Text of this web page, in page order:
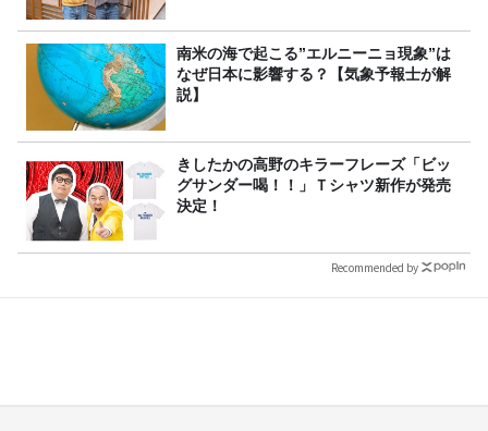
南米の海で起こる”エルニーニョ現象”は
なぜ日本に影響する？【気象予報士が解
説】
きしたかの高野のキラーフレーズ「ビッ
グサンダー喝！！」Ｔシャツ新作が発売
決定！
Recommended by